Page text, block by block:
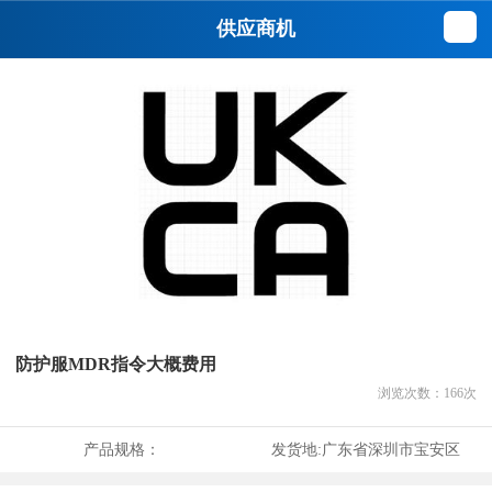
供应商机
防护服MDR指令大概费用
浏览次数： 166次
产品规格： 发货地:广东省深圳市宝安区